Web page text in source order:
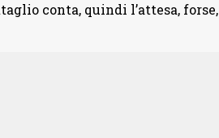
conta, quindi l’attesa, forse,